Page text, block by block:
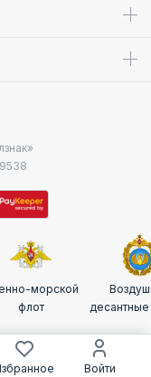
морской
флот
десантные
Войти